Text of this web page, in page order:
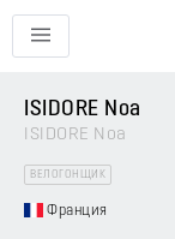
ISIDORE Noa
ISIDORE Noa
ВЕЛОГОНЩИК
Франция